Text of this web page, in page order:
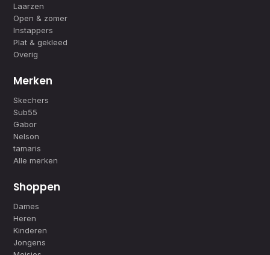
Laarzen
Open & zomer
Instappers
Plat & gekleed
Overig
Merken
Skechers
Sub55
Gabor
Nelson
tamaris
Alle merken
Shoppen
Dames
Heren
Kinderen
Jongens